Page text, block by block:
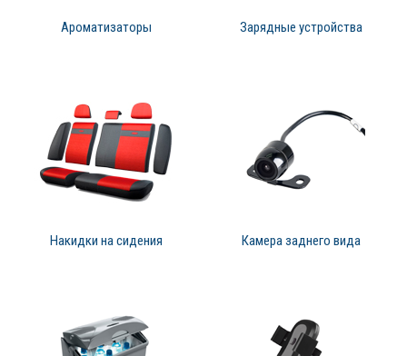
Ароматизаторы Зарядные устройства
Накидки на сидения Камера заднего вида